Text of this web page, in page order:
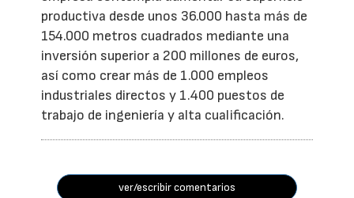
productiva desde unos 36.000 hasta más de
154.000 metros cuadrados mediante una
inversión superior a 200 millones de euros,
así como crear más de 1.000 empleos
industriales directos y 1.400 puestos de
trabajo de ingeniería y alta cualificación.
ver/escribir comentarios